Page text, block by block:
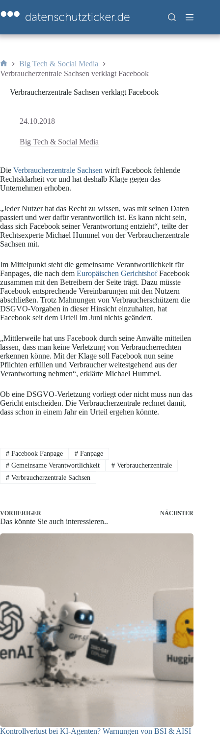
Inhalt
springen
Start
Big Tech & Social Media
Verbraucherzentrale Sachsen verklagt Facebook
Verbraucherzentrale Sachsen verklagt Facebook
24.10.2018
Big Tech & Social Media
Die Verbraucherzentrale Sachsen wirft Facebook fehlende
Rechtsklarheit vor und hat deshalb Klage gegen das
Unternehmen erhoben.
„Jeder Nutzer hat das Recht zu wissen, was mit seinen Daten
passiert und wer dafür verantwortlich ist. Es kann nicht sein,
dass sich Facebook seiner Verantwortung entzieht“, teilte der
Rechtsexperte Michael Hummel von der Verbraucherzentrale
Sachsen mit.
Im Mittelpunkt steht die gemeinsame Verantwortlichkeit für
Fanpages, die nach dem Europäischen GerichtshofFacebook
zusammen mit den Betreibern der Seite trägt. Dazu müsste
Facebook entsprechende Vereinbarungen mit den Nutzern
abschließen. Trotz Mahnungen von Verbraucherschützern die
DSGVO-Vorgaben in dieser Hinsicht einzuhalten, hat
Facebook seit dem Urteil im Juni nichts geändert.
„Mittlerweile hat uns Facebook durch seine Anwälte mitteilen
lassen, dass man keine Verletzung von Verbraucherrechten
erkennen könne. Mit der Klage soll Facebook nun seine
Pflichten erfüllen und Verbraucher weitestgehend aus der
Verantwortung nehmen“, erklärte Michael Hummel.
Ob eine DSGVO-Verletzung vorliegt oder nicht muss nun das
Gericht entscheiden. Die Verbraucherzentrale rechnet damit,
dass schon in einem Jahr ein Urteil ergehen könnte.
#Facebook Fanpage #Fanpage
#Gemeinsame Verantwortlichkeit #Verbraucherzentrale
#Verbraucherzentrale Sachsen
VORHERIGER NÄCHSTER
Das könnte Sie auch interessieren..
Kontrollverlust bei KI-Agenten? Warnungen von BSI & AISI